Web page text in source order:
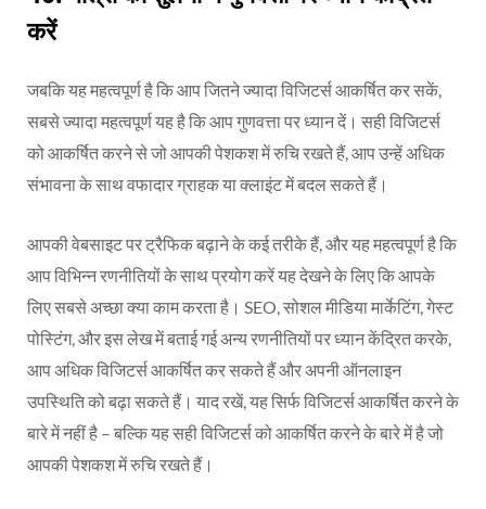
करें
जबकि यह महत्वपूर्ण है कि आप जितने ज्यादा विजिटर्स आकर्षित कर सकें,
सबसे ज्यादा महत्वपूर्ण यह है कि आप गुणवत्ता पर ध्यान दें। सही विजिटर्स
को आकर्षित करने से जो आपकी पेशकश में रुचि रखते हैं, आप उन्हें अधिक
संभावना के साथ वफादार ग्राहक या क्लाइंट में बदल सकते हैं।
आपकी वेबसाइट पर ट्रैफिक बढ़ाने के कई तरीके हैं, और यह महत्वपूर्ण है कि
आप विभिन्न रणनीतियों के साथ प्रयोग करें यह देखने के लिए कि आपके
लिए सबसे अच्छा क्या काम करता है। SEO, सोशल मीडिया मार्केटिंग, गेस्ट
पोस्टिंग, और इस लेख में बताई गई अन्य रणनीतियों पर ध्यान केंद्रित करके,
आप अधिक विजिटर्स आकर्षित कर सकते हैं और अपनी ऑनलाइन
उपस्थिति को बढ़ा सकते हैं। याद रखें, यह सिर्फ विजिटर्स आकर्षित करने के
बारे में नहीं है – बल्कि यह सही विजिटर्स को आकर्षित करने के बारे में है जो
आपकी पेशकश में रुचि रखते हैं।